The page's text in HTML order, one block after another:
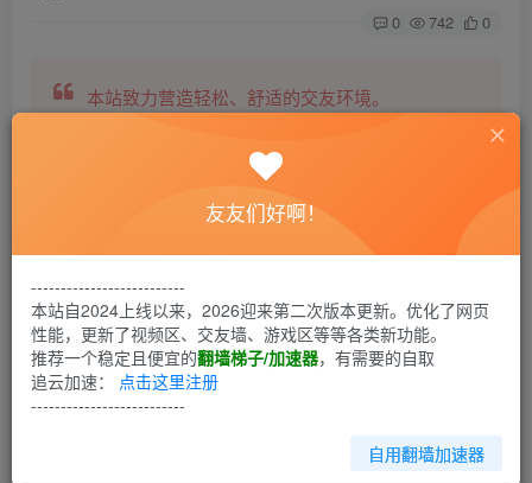
0 742 0
本站致力营造轻松、舒适的交友环境。
另有小说阅读站点，网罗包括训诫文、腐文在内的
第1回
Harry是被Snape叫醒的。
他揉着眼睛，艰难地从毯子底下爬出来——因为昨天夜
Harry才认清眼前的形势：格兰芬多二年级男生寝室鸦雀无
友友们好啊！
--------------------------
本站自2024上线以来，2026迎来第二次版本更新。优化了网页
性能，更新了视频区、交友墙、游戏区等等各类新功能。
推荐一个稳定且便宜的翻墙梯子/加速器，有需要的自取
追云加速： 点击这里注册
--------------------------
自用翻墙加速器